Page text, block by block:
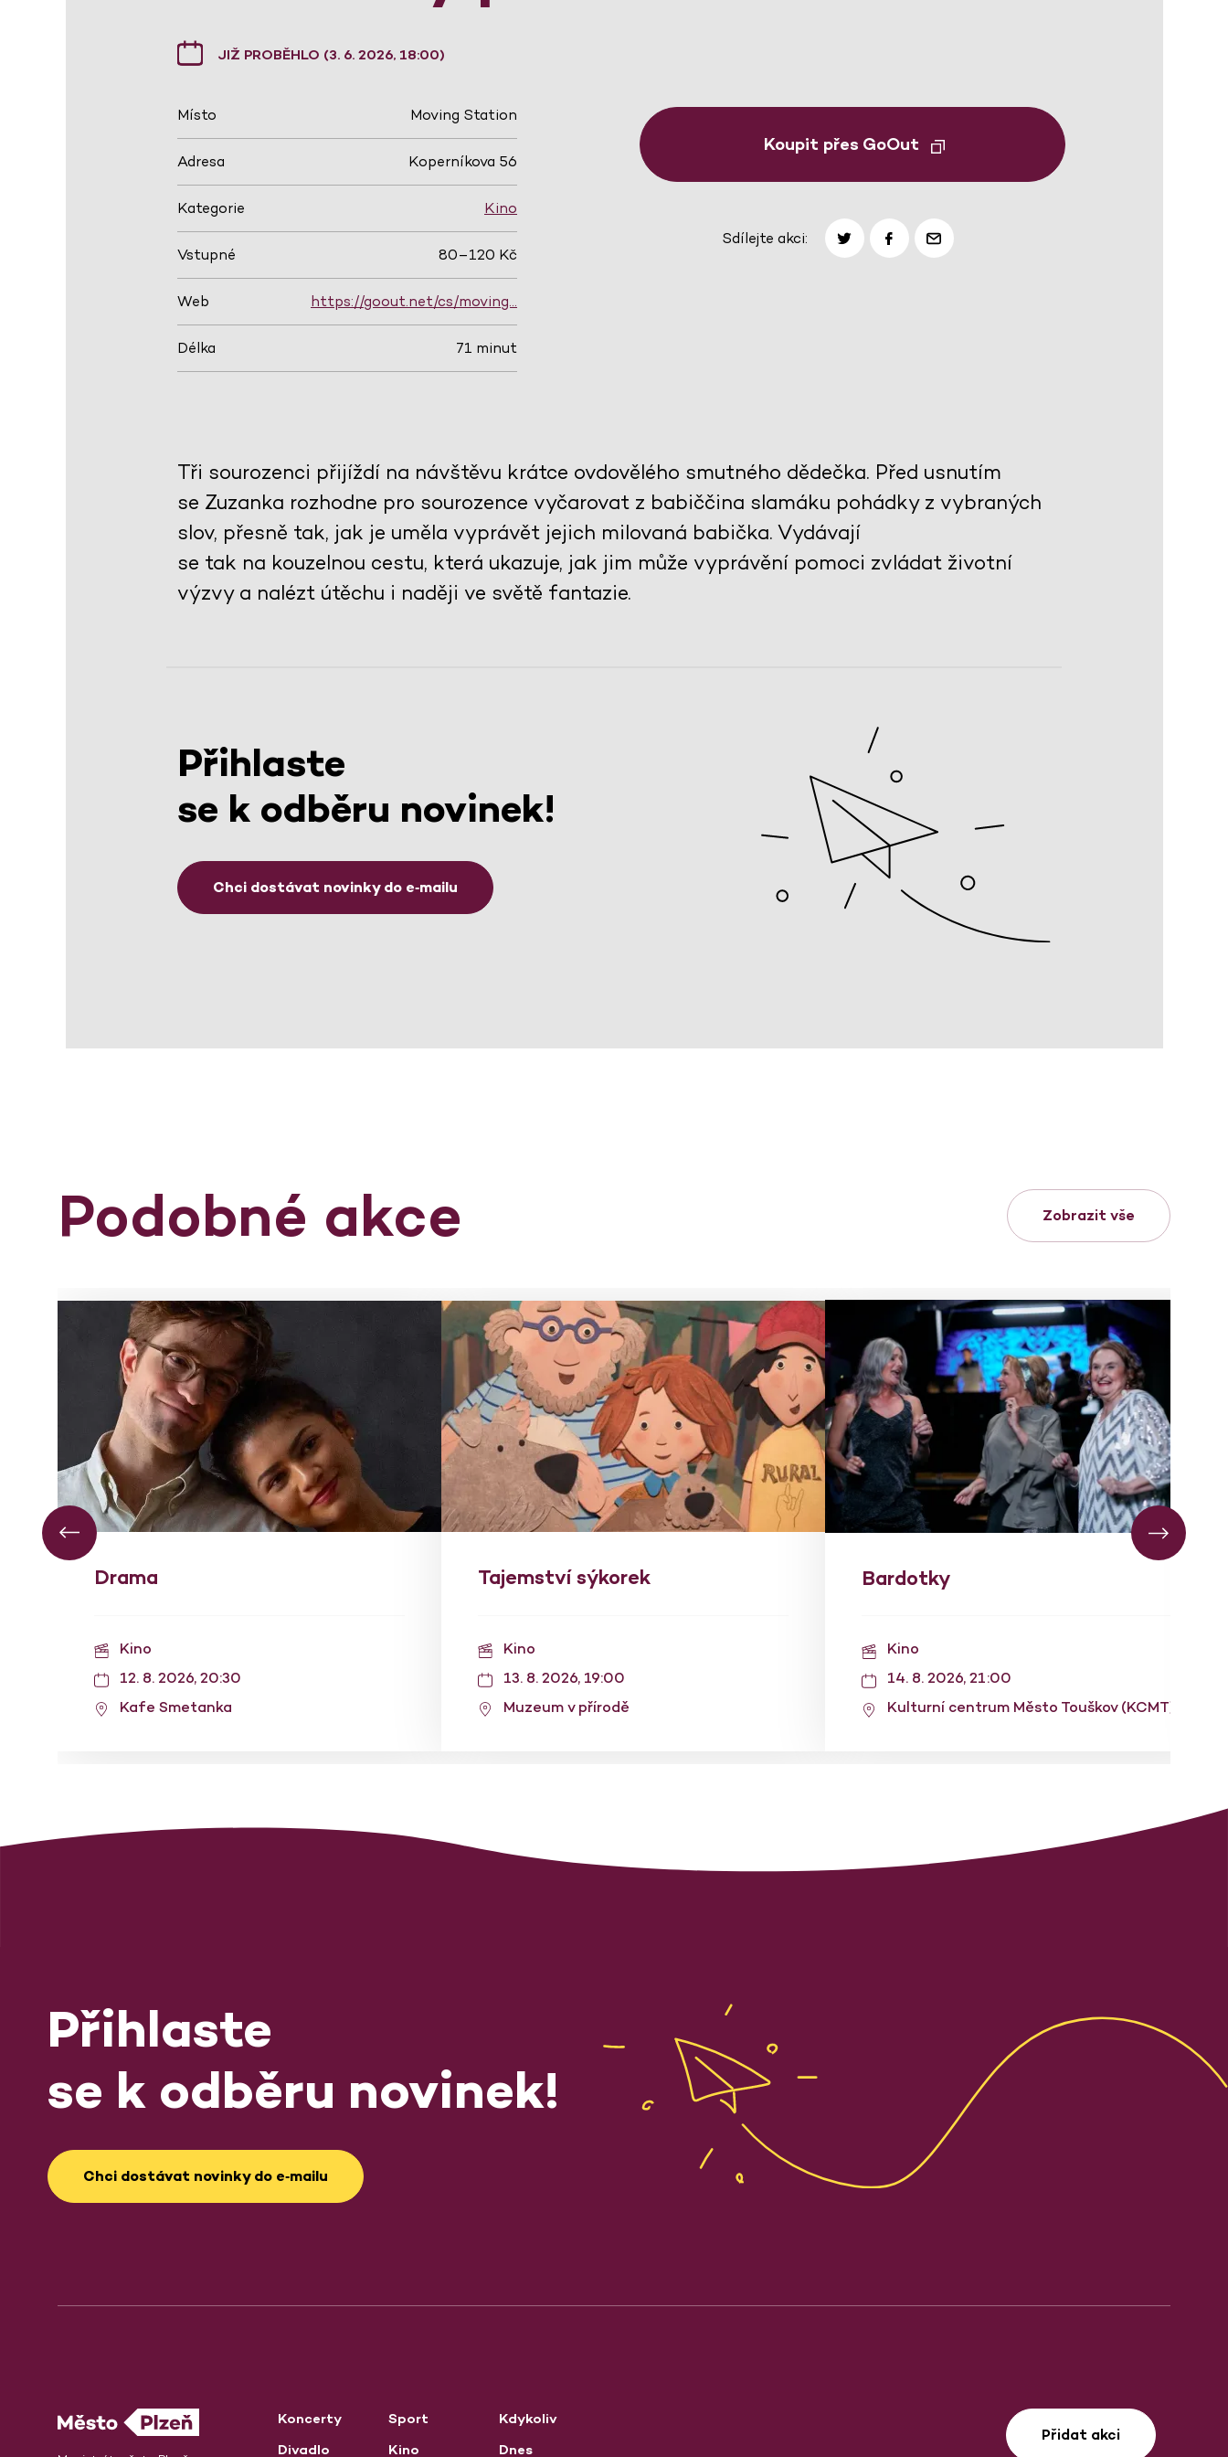
JIŽ PROBĚHLO (3. 6. 2026, 18:00)
Místo Moving Station
Adresa Koperníkova 56
Kategorie Kino
Vstupné 80–120 Kč
Web https://goout.net/cs/moving…
Délka 71 minut
Koupit přes GoOut
Sdílejte akci:
Tři sourozenci přijíždí na návštěvu krátce ovdovělého smutného dědečka. Před usnutím
se Zuzanka rozhodne pro sourozence vyčarovat z babiččina slamáku pohádky z vybraných
slov, přesně tak, jak je uměla vyprávět jejich milovaná babička. Vydávají
se tak na kouzelnou cestu, která ukazuje, jak jim může vyprávění pomoci zvládat životní
výzvy a nalézt útěchu i naději ve světě fantazie.
Přihlaste
se k odběru novinek!
Chci dostávat novinky do e‑mailu
Podobné akce Zobrazit vše
Drama
Kino
12. 8. 2026, 20:30
Kafe Smetanka
Tajemství sýkorek
Kino
13. 8. 2026, 19:00
Muzeum v přírodě
Bardotky
Kino
14. 8. 2026, 21:00
Kulturní centrum Město Touškov (KCMT)
Přihlaste
se k odběru novinek!
Chci dostávat novinky do e‑mailu
Koncerty
Divadlo
Sport
Kino
Kdykoliv
Dnes
Přidat akci